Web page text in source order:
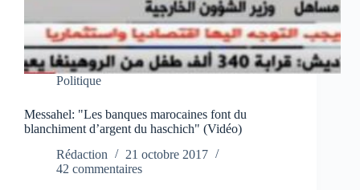
Politique
Messahel: "Les banques marocaines font du
blanchiment d’argent du haschich" (Vidéo)
Rédaction
21 octobre 2017
42 commentaires